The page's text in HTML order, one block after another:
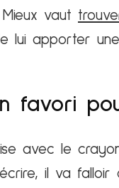
vaut
lui apporter
favori
avec le
il va falloir